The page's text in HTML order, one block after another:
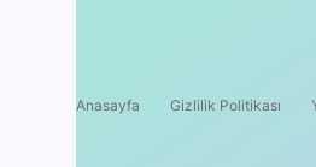
Anasayfa Gizlilik Politikası